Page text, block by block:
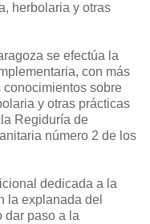
herbolaria y otras
se efectúa la
con más
sobre
y otras prácticas
Regiduría de
número 2 de los
dedicada a la
la explanada del
dar paso a la